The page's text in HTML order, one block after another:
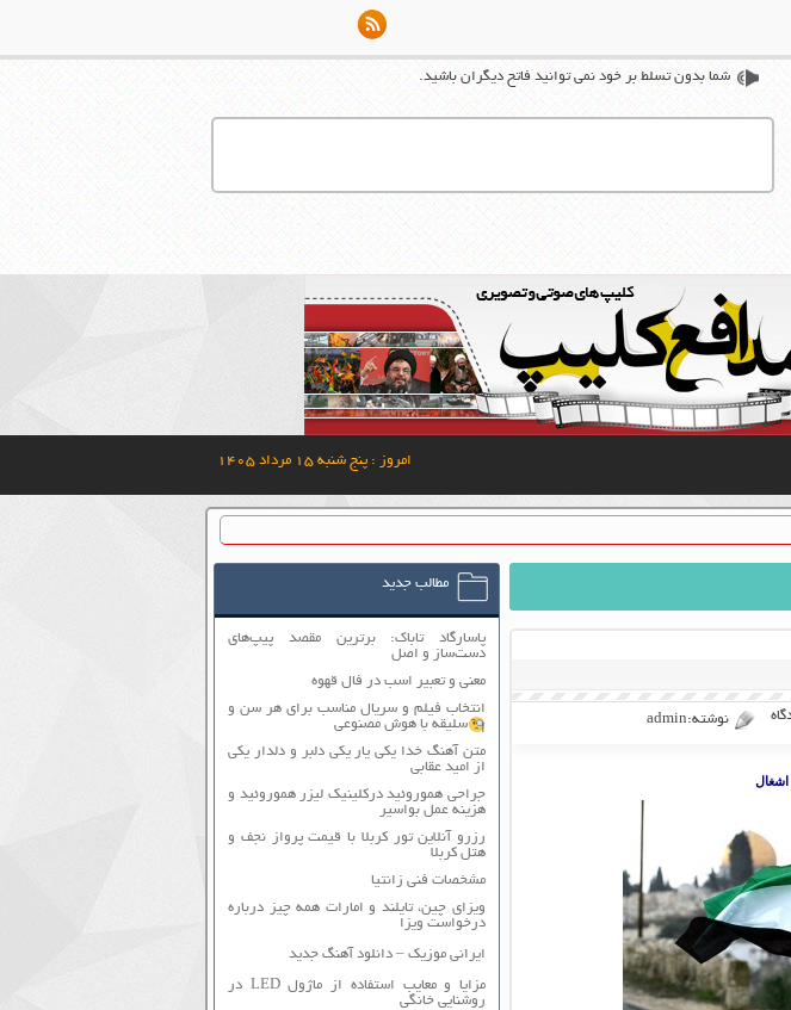
شما بدون تسلط بر خود نمی توانید فاتح دیگران باشید.
امروز : پنج شنبه ۱۵ مرداد ۱۴۰۵
نوشته:admin
مطالب جدید
پاسارگاد تاباک: برترین مقصد پیپ‌های
دست‌ساز و اصل
معنی و تعبیر اسب در فال قهوه
انتخاب فیلم و سریال مناسب برای هر سن و
سلیقه با هوش مصنوعی
متن آهنگ خدا یکی یار یکی دلبر و دلدار یکی
از امید عقابی
جراحی هموروئید درکلینیک لیزر هموروئید و
هزینه عمل بواسیر
رزرو آنلاین تور کربلا با قیمت پرواز نجف و
هتل کربلا
مشخصات فنی زانتیا
ویزای چین، تایلند و امارات همه چیز درباره
درخواست ویزا
ایرانی موزیک – دانلود آهنگ جدید
مزایا و معایب استفاده از ماژول LED در
روشنایی خانگی